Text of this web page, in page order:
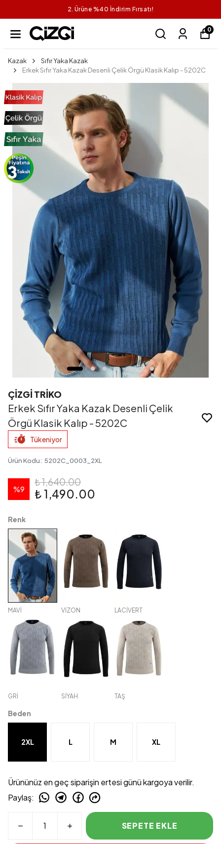
2. Ürüne %40 İndirim Fırsatı!
0
Kazak
Sıfır Yaka Kazak
Erkek Sıfır Yaka Kazak Desenli Çelik Örgü Klasik Kalıp - 5202C
ÇİZGİ TRİKO
Erkek Sıfır Yaka Kazak Desenli Çelik
Örgü Klasik Kalıp - 5202C
Tükeniyor
Ürün Kodu: 5202C_0003_2XL
%9
₺ 1,640.00
₺ 1,490.00
Renk
MAVİ VİZON LACİVERT
GRİ SİYAH TAŞ
Beden
2XL L M XL
Ürününüz en geç siparişin ertesi günü kargoya verilir.
Paylaş:
SEPETE EKLE